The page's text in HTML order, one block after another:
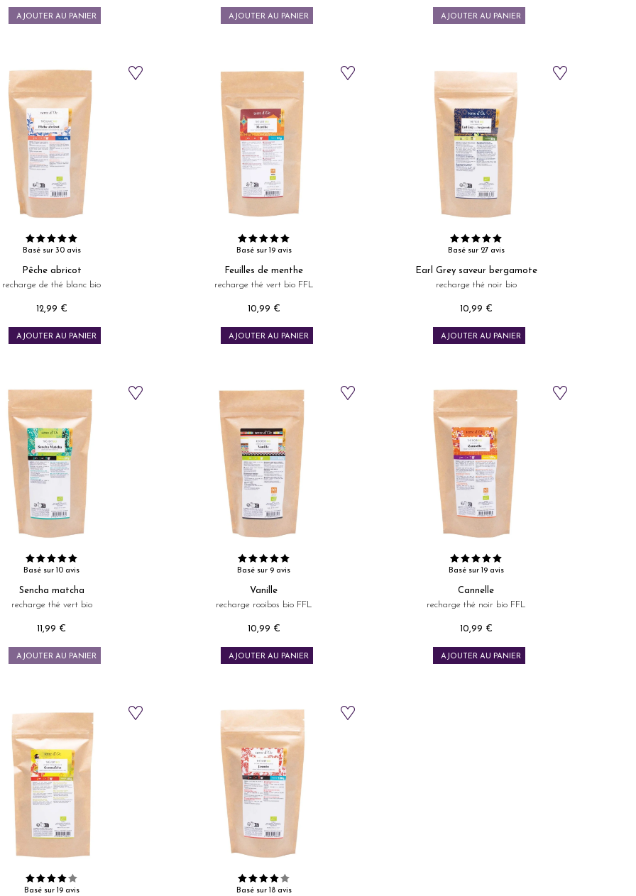
AJOUTER AU PANIER AJOUTER AU PANIER AJOUTER AU PANIER
Basé sur 30 avis
Pêche abricot
recharge de thé blanc bio
Prix
12,99 €
AJOUTER AU PANIER
Basé sur 19 avis
Feuilles de menthe
recharge thé vert bio FFL
Prix
10,99 €
AJOUTER AU PANIER
Basé sur 27 avis
Earl Grey saveur bergamote
recharge thé noir bio
Prix
10,99 €
AJOUTER AU PANIER
Basé sur 10 avis
Sencha matcha
recharge thé vert bio
Prix
11,99 €
AJOUTER AU PANIER
Basé sur 9 avis
Vanille
recharge rooibos bio FFL
Prix
10,99 €
AJOUTER AU PANIER
Basé sur 19 avis
Cannelle
recharge thé noir bio FFL
Prix
10,99 €
AJOUTER AU PANIER
Basé sur 19 avis Basé sur 18 avis